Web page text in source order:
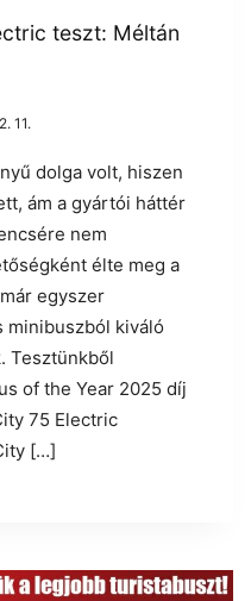
teszt: Méltán
11.
dolga volt, hiszen
ám a gyártói háttér
nem
élte meg a
egyszer
kiváló
Tesztünkből
of the Year 2025 díj
75 Electric
[…]